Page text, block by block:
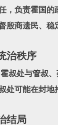
，负责霍国
殷商遗民、稳
治秩序
处与管叔、
处可能在封
结局